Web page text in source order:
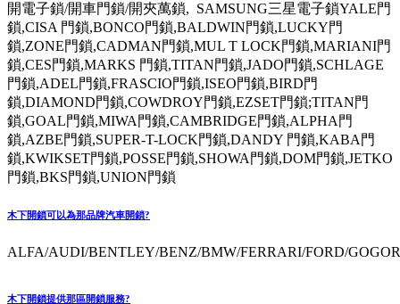
開電子鎖/開車門鎖/開夾萬鎖, SAMSUNG三星電子鎖YALE門
鎖,CISA 門鎖,BONCO門鎖,BALDWIN門鎖,LUCKY門
鎖,ZONE門鎖,CADMAN門鎖,MUL T LOCK門鎖,MARIANI門
鎖,CES門鎖,MARKS 門鎖,TITAN門鎖,JADO門鎖,SCHLAGE
門鎖,ADEL門鎖,FRASCIO門鎖,ISEO門鎖,BIRD門
鎖,DIAMOND門鎖,COWDROY門鎖,EZSET門鎖;TITAN門
鎖,GOAL門鎖,MIWA門鎖,CAMBRIDGE門鎖,ALPHA門
鎖,AZBE門鎖,SUPER-T-LOCK門鎖,DANDY 門鎖,KABA門
鎖,KWIKSET門鎖,POSSE門鎖,SHOWA門鎖,DOM門鎖,JETKO
門鎖,BKS門鎖,UNION門鎖
木下開鎖可以為那品牌汽車開鎖?
ALFA/AUDI/BENTLEY/BENZ/BMW/FERRARI/FORD/
木下開鎖提供那區開鎖服務?